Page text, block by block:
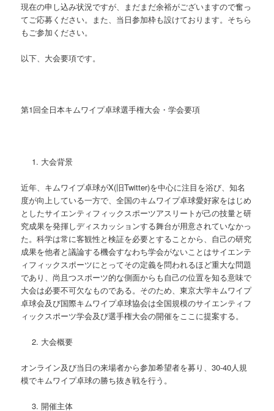
現在の申し込み状況ですが、まだまだ余裕がございますので奮っ
てご応募ください。また、当日参加枠も設けております。そちら
もご参加ください。
以下、大会要項です。
第1回全日本キムワイプ卓球選手権大会・学会要項
大会背景
近年、キムワイプ卓球がX(旧Twitter)を中心に注目を浴び、知名
度が向上している一方で、全国のキムワイプ卓球愛好家をはじめ
としたサイエンティフィックスポーツアスリートが己の技量と研
究成果を発揮しディスカッションする舞台が用意されていなかっ
た。科学は常に客観性と検証を必要とすることから、自己の研究
成果を他者と議論する機会すなわち学会がないことはサイエンテ
ィフィックスポーツにとってその定義を問われるほど重大な問題
であり、尚且つスポーツ的な側面からも自己の位置を知る意味で
大会は必要不可欠なものである。そのため、東京大学キムワイプ
卓球会及び国際キムワイプ卓球協会は全国規模のサイエンティフ
ィックスポーツ学会及び選手権大会の開催をここに提案する。
大会概要
オンライン及び当日の来場者から参加希望者を募り、30-40人規
模でキムワイプ卓球の勝ち抜き戦を行う。
開催主体